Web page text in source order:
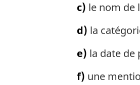
c) le nom de
d) la
e) la date de
f) une